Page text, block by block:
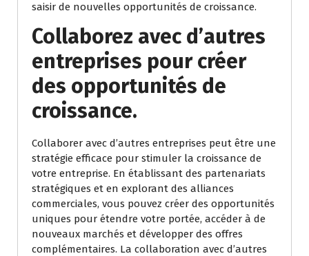
saisir de nouvelles opportunités de croissance.
Collaborez avec d’autres
entreprises pour créer
des opportunités de
croissance.
Collaborer avec d’autres entreprises peut être une
stratégie efficace pour stimuler la croissance de
votre entreprise. En établissant des partenariats
stratégiques et en explorant des alliances
commerciales, vous pouvez créer des opportunités
uniques pour étendre votre portée, accéder à de
nouveaux marchés et développer des offres
complémentaires. La collaboration avec d’autres